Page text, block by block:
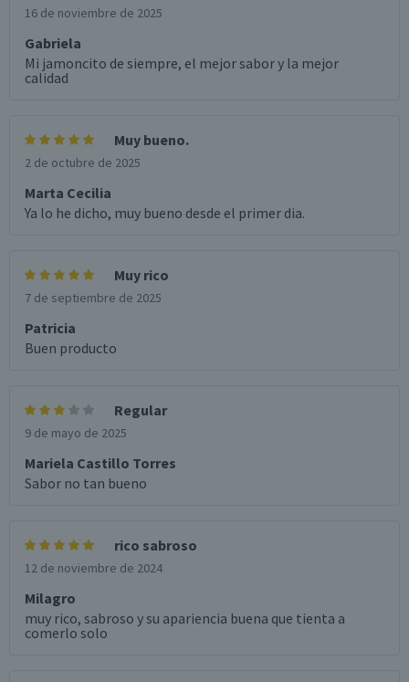
16 de noviembre de 2025
Gabriela
Mi jamoncito de siempre, el mejor sabor y la mejor
calidad
Muy bueno.
2 de octubre de 2025
Marta Cecilia
Ya lo he dicho, muy bueno desde el primer dia.
Muy rico
7 de septiembre de 2025
Patricia
Buen producto
Regular
9 de mayo de 2025
Mariela Castillo Torres
Sabor no tan bueno
rico sabroso
12 de noviembre de 2024
Milagro
muy rico, sabroso y su apariencia buena que tienta a
comerlo solo